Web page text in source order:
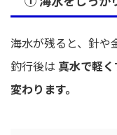
海水が残ると、針や
釣行後は 真水で軽
変わります。